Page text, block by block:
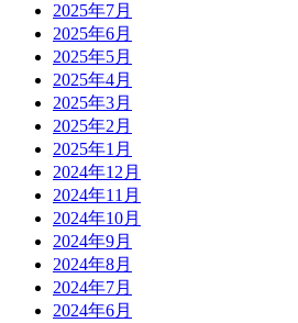
2025年7月
2025年6月
2025年5月
2025年4月
2025年3月
2025年2月
2025年1月
2024年12月
2024年11月
2024年10月
2024年9月
2024年8月
2024年7月
2024年6月